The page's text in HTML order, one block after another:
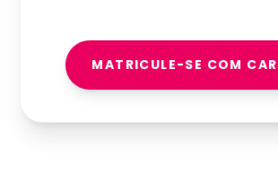
MATRICULE-SE COM